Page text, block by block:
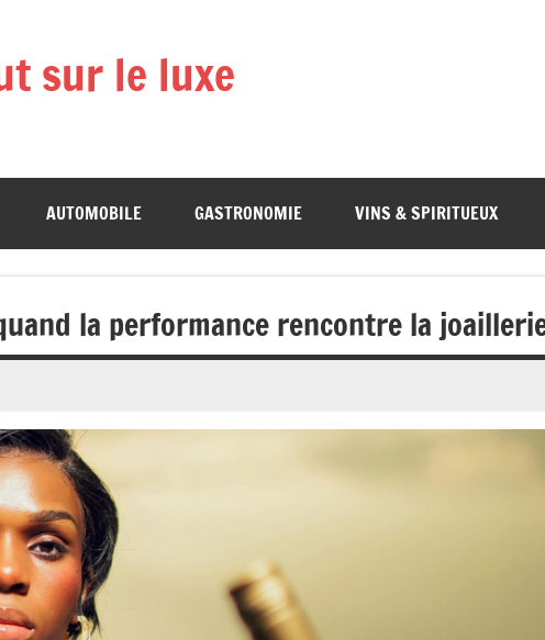
sur le luxe
AUTOMOBILE GASTRONOMIE VINS & SPIRITUEUX
la performance rencontre la